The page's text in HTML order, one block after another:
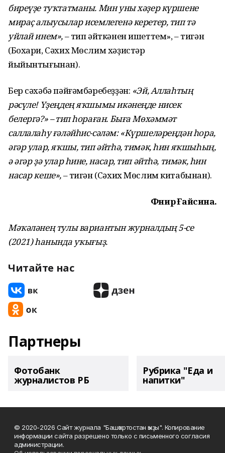
биреүҙе туҡтатманы. Мин уны хәҙер күршене
мираҫ алыусылар исемлегенә керетер, тип тә
уйлай инем»,– тип әйткәнен ишеттем», – тигән
(Бохари, Сәхих Мөслим хәҙистәр
йыйынтығынан).
Бер сәхәбә пәйғәмбәребеҙҙән: «Эй, Аллаһтың
рәсүле! Үҙеңдең яҡшымы икәнеңде нисек
белергә?» – тип һораған. Быға Мөхәммәт
саллалаһу ғәләйһис-сәләм: «Күршеләреңдән һора,
әгәр улар, яҡшы, тип әйтһә, тимәк, һин яҡшыһың,
ә әгәр ҙә улар һине, насар, тип әйтһә, тимәк, һин
насар кеше»,– тигән (Сәхих Мөслим китабынан).
Фәнирә Ғайсина.
Мәҡәләнең тулы вариантын журналдың 5-се
(2021) һанында уҡығыҙ.
Читайте нас
Партнеры
Фотобанк
журналистов РБ
Рубрика "Еда и
напитки"
© 2020-2026 Сайт журнала "Башҡортостан ҡыҙы". Копирование
информации сайта разрешено только с письменного согласия
администрации.